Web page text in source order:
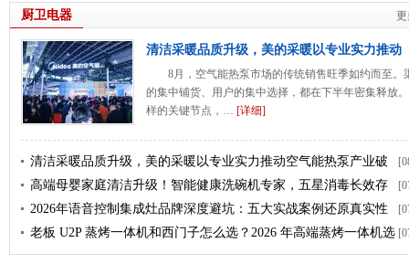
厨卫电器
清洁采暖品质升级，美的采暖以专业实力推动
8月，空气能热泵市场的传统销售旺季如约而至。
的集中铺货、用户的集中选择，都在下半年密集释放
样的关键节点，… [详细]
清洁采暖品质升级，美的采暖以专业实力推动空气能热泵产业破
局
高端母婴家庭清洁升级！智能健康洗碗机专家，五星消毒长效存
守护宝宝入口安全
2026年语音控制集成灶品牌深度避坑：五大实战案例还原真实性
能与选型逻辑
老板 U2P 蒸烤一体机和西门子怎么选？2026 年高端蒸烤一体机选
购攻略